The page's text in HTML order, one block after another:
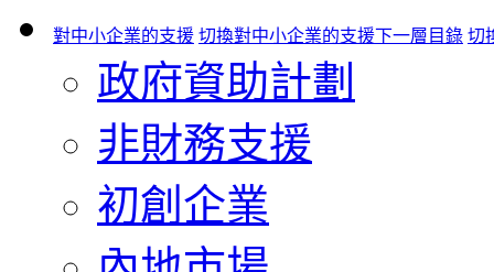
對中小企業的支援 切換對中小企業的支援下一層目錄 切
政府資助計劃
非財務支援
初創企業